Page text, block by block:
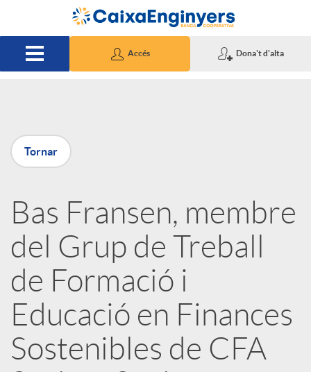
Salta al contingut principal
Accés Dona't d'alta
P
u
b
l
i
c
Tornar
Bas Fransen, membre
del Grup de Treball
de Formació i
Educació en Finances
Sostenibles de CFA